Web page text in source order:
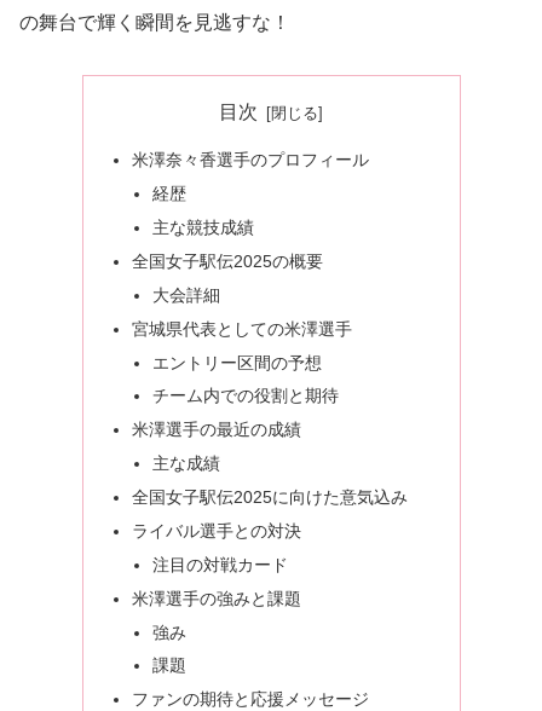
の舞台で輝く瞬間を見逃すな！
目次
米澤奈々香選手のプロフィール
経歴
主な競技成績
全国女子駅伝2025の概要
大会詳細
宮城県代表としての米澤選手
エントリー区間の予想
チーム内での役割と期待
米澤選手の最近の成績
主な成績
全国女子駅伝2025に向けた意気込み
ライバル選手との対決
注目の対戦カード
米澤選手の強みと課題
強み
課題
ファンの期待と応援メッセージ